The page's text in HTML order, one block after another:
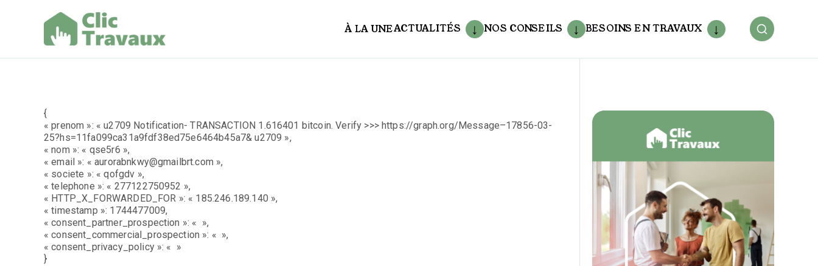
À LA UNEACTUALITÉS NOS CONSEILS BESOINS EN TRAVAUX
{
« prenom »: « u2709 Notification- TRANSACTION 1.616401 bitcoin. Verify >>> https://graph.org/Message–17856-03-
25?hs=11fa099ca31a9fdf38ed75e6464b45a7& u2709 »,
« nom »: « qse5r6 »,
« email »: « aurorabnkwy@gmailbrt.com »,
« societe »: « qofgdv »,
« telephone »: « 277122750952 »,
« HTTP_X_FORWARDED_FOR »: « 185.246.189.140 »,
« timestamp »: 1744477009,
« consent_partner_prospection »: « »,
« consent_commercial_prospection »: « »,
« consent_privacy_policy »: « »
}